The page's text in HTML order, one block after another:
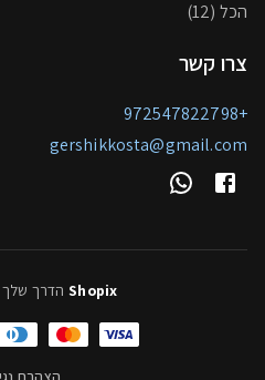
הכל (12)
צרו קשר
+972547822798
gershikkosta@gmail.com
Shopix הדרך שלך